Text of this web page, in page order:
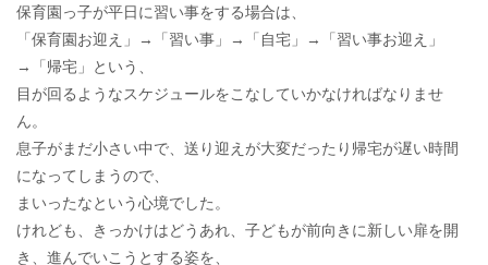
保育園っ子が平日に習い事をする場合は、
「保育園お迎え」→「習い事」→「自宅」→「習い事お迎え」
→「帰宅」という、
目が回るようなスケジュールをこなしていかなければなりませ
ん。
息子がまだ小さい中で、送り迎えが大変だったり帰宅が遅い時間
になってしまうので、
まいったなという心境でした。
けれども、きっかけはどうあれ、子どもが前向きに新しい扉を開
き、進んでいこうとする姿を、